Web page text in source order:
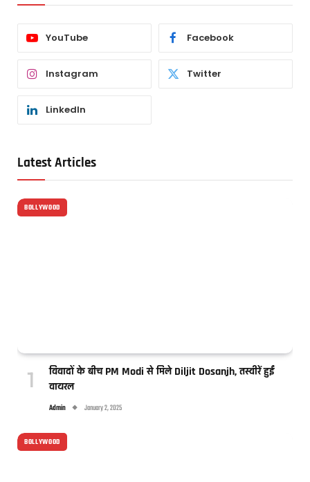
YouTube Facebook
Instagram Twitter
LinkedIn
Latest Articles
BOLLYWOOD
विवादों के बीच PM Modi से मिले Diljit Dosanjh, तस्वीरें हुईं
वायरल
Admin January 2, 2025
BOLLYWOOD